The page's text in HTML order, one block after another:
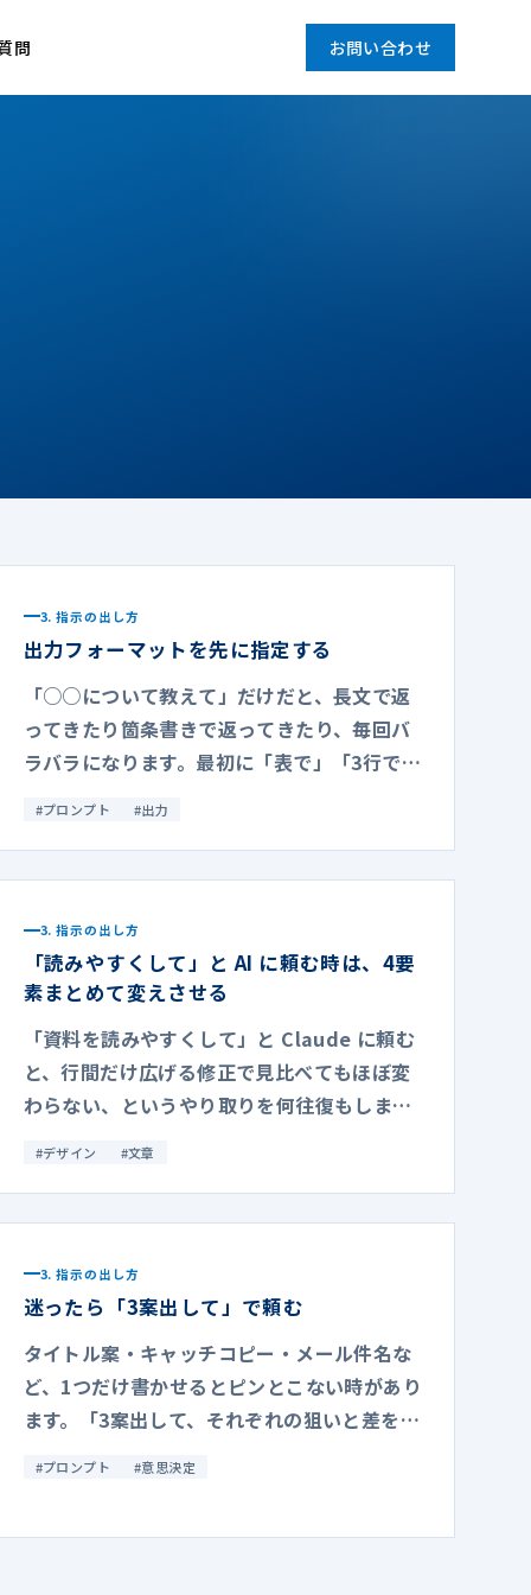
問 お問い合わせ
3. 指示の出し方
出力フォーマットを先に指定する
「○○について教えて」だけだと、長文で返
ってきたり箇条書きで返ってきたり、毎回バ
ラバラになります。最初に「表で」「3行で」
#プロンプト #出力
3. 指示の出し方
「読みやすくして」と AI に頼む時は、4要
素まとめて変えさせる
「資料を読みやすくして」と Claude に頼む
と、行間だけ広げる修正で見比べてもほぼ変
わらない、というやり取りを何往復もしま
#デザイン #文章
3. 指示の出し方
迷ったら「3案出して」で頼む
タイトル案・キャッチコピー・メール件名な
ど、1つだけ書かせるとピンとこない時があり
ます。「3案出して、それぞれの狙いと差を1
#プロンプト #意思決定